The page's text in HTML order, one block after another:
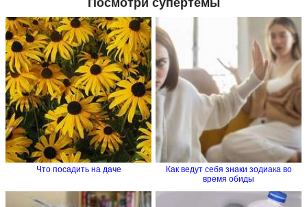
Посмотри супертемы
Что посадить на даче
Как ведут себя знаки зодиака во
время обиды